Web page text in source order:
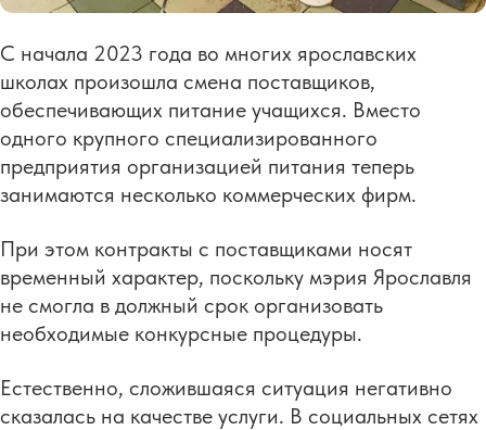
С начала 2023 года во многих ярославских
школах произошла смена поставщиков,
обеспечивающих питание учащихся. Вместо
одного крупного специализированного
предприятия организацией питания теперь
занимаются несколько коммерческих фирм.
При этом контракты с поставщиками носят
временный характер, поскольку мэрия Ярославля
не смогла в должный срок организовать
необходимые конкурсные процедуры.
Естественно, сложившаяся ситуация негативно
сказалась на качестве услуги. В социальных сетях